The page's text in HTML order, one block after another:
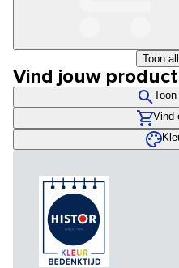
Toon
Vind jouw
Vind